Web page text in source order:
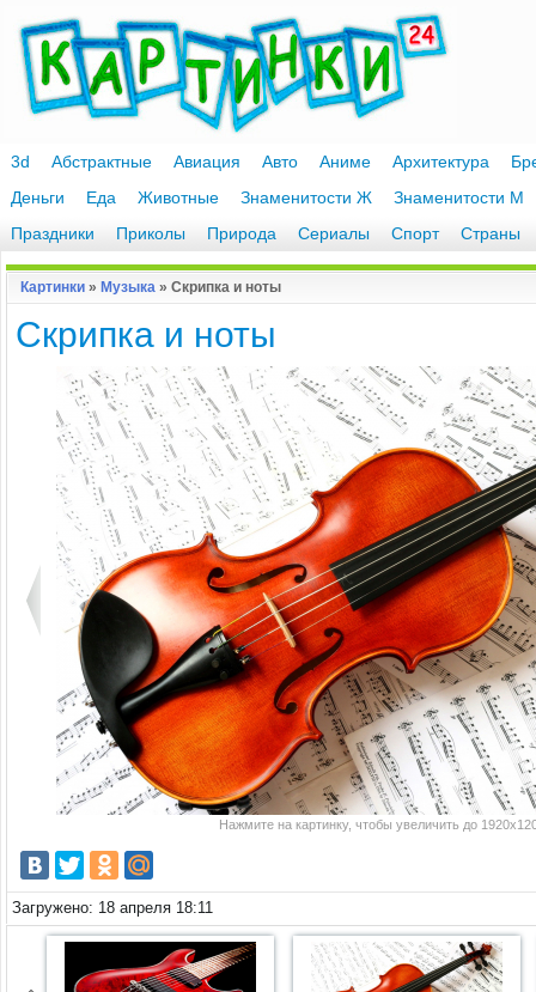
3d Абстрактные Авиация Авто Аниме Архитектура
Деньги
Еда Животные Знаменитости Ж
Знаменитости М
Праздники
Приколы Природа Сериалы Спорт Страны
Картинки » Музыка » Скрипка и ноты
Скрипка и ноты
Нажмите на картинку, чтобы увеличить до
Загружено: 18 апреля 18:11